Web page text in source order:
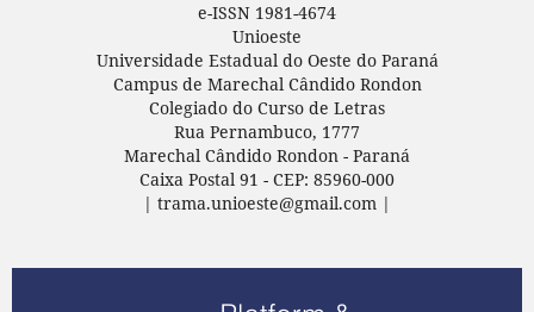
e-ISSN 1981-4674
Unioeste
Universidade Estadual do Oeste do Paraná
Campus de Marechal Cândido Rondon
Colegiado do Curso de Letras
Rua Pernambuco, 1777
Marechal Cândido Rondon - Paraná
Caixa Postal 91 - CEP: 85960-000
| trama.unioeste@gmail.com |